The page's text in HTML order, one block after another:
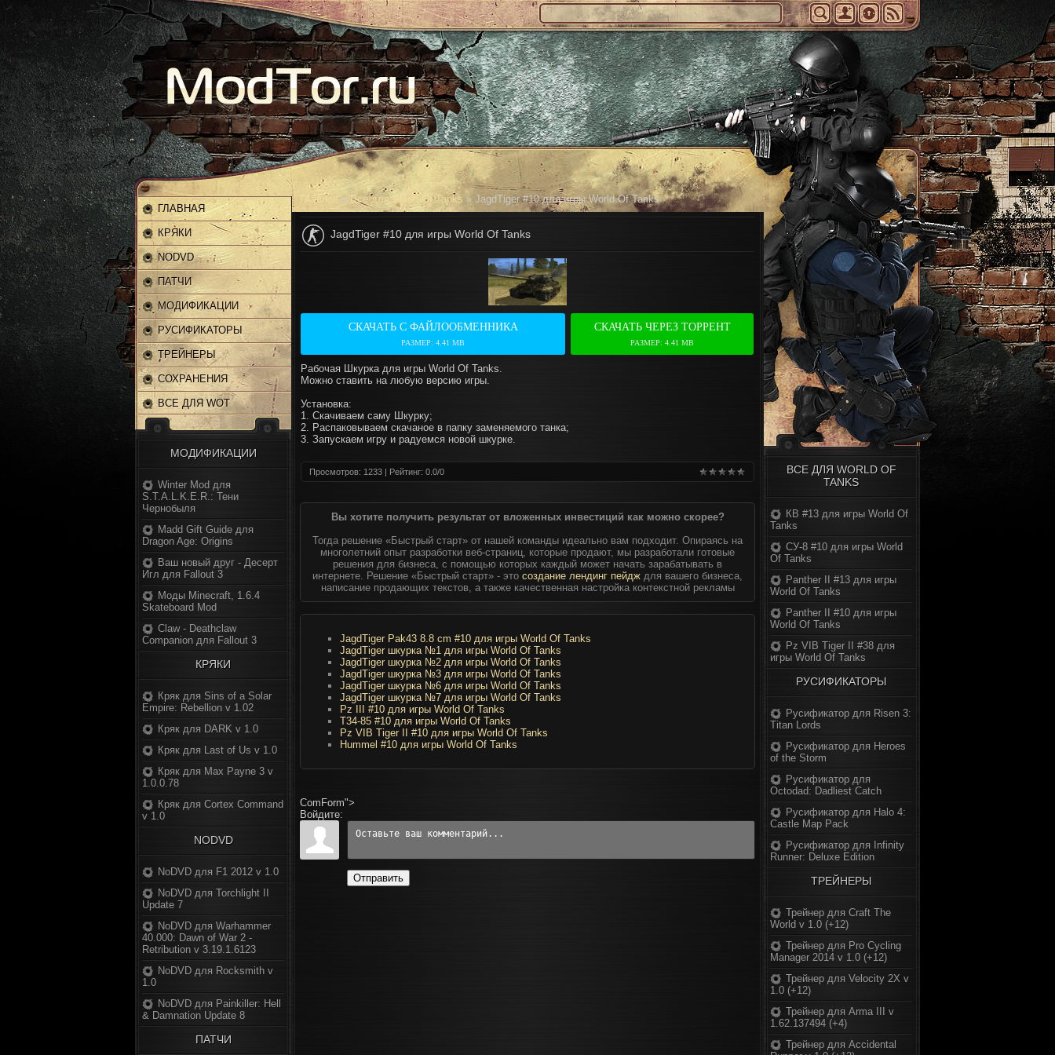
ГЛАВНАЯ
КРЯКИ
NODVD
ПАТЧИ
МОДИФИКАЦИИ
РУСИФИКАТОРЫ
ТРЕЙНЕРЫ
СОХРАНЕНИЯ
ВСЕ ДЛЯ WOT
МОДИФИКАЦИИ
Winter Mod для
S.T.A.L.K.E.R.: Тени
Чернобыля
Madd Gift Guide для
Dragon Age: Origins
Ваш новый друг - Десерт
Игл для Fallout 3
Моды Minecraft, 1.6.4
Skateboard Mod
Claw - Deathclaw
Companion для Fallout 3
КРЯКИ
Кряк для Sins of a Solar
Empire: Rebellion v 1.02
Кряк для DARK v 1.0
Кряк для Last of Us v 1.0
Кряк для Max Payne 3 v
1.0.0.78
Кряк для Cortex Command
v 1.0
NODVD
NoDVD для F1 2012 v 1.0
NoDVD для Torchlight II
Update 7
NoDVD для Warhammer
40.000: Dawn of War 2 -
Retribution v 3.19.1.6123
NoDVD для Rocksmith v
1.0
NoDVD для Painkiller: Hell
& Damnation Update 8
ПАТЧИ
Главная» Все для World Of Tanks » JagdTiger #10 для игры World Of Tanks
JagdTiger #10 для игры World Of Tanks
СКАЧАТЬ С ФАЙЛООБМЕННИКА
РАЗМЕР: 4.41 MB
СКАЧАТЬ ЧЕРЕЗ ТОРРЕНТ
РАЗМЕР: 4.41 MB
Рабочая Шкурка для игры World Of Tanks.
Можно ставить на любую версию игры.
Установка:
1. Скачиваем саму Шкурку;
2. Распаковываем скачаное в папку заменяемого танка;
3. Запускаем игру и радуемся новой шкурке.
Просмотров: 1233 | Рейтинг: 0.0/0
Вы хотите получить результат от вложенных инвестиций как можно скорее?
Тогда решение «Быстрый старт» от нашей команды идеально вам подходит. Опираясь на
многолетний опыт разработки веб-страниц, которые продают, мы разработали готовые
решения для бизнеса, с помощью которых каждый может начать зарабатывать в
интернете. Решение «Быстрый старт» - это создание лендинг пейдж для вашего бизнеса,
написание продающих текстов, а также качественная настройка контекстной рекламы
JagdTiger Pak43 8.8 cm #10 для игры World Of Tanks
JagdTiger шкурка №1 для игры World Of Tanks
JagdTiger шкурка №2 для игры World Of Tanks
JagdTiger шкурка №3 для игры World Of Tanks
JagdTiger шкурка №6 для игры World Of Tanks
JagdTiger шкурка №7 для игры World Of Tanks
Pz III #10 для игры World Of Tanks
Т34-85 #10 для игры World Of Tanks
Pz VIB Tiger II #10 для игры World Of Tanks
Hummel #10 для игры World Of Tanks
ComForm">
Войдите:
Отправить
ВСЕ ДЛЯ WORLD OF
TANKS
КВ #13 для игры World Of
Tanks
СУ-8 #10 для игры World
Of Tanks
Panther II #13 для игры
World Of Tanks
Panther II #10 для игры
World Of Tanks
Pz VIB Tiger II #38 для
игры World Of Tanks
РУСИФИКАТОРЫ
Русификатор для Risen 3:
Titan Lords
Русификатор для Heroes
of the Storm
Русификатор для
Octodad: Dadliest Catch
Русификатор для Halo 4:
Castle Map Pack
Русификатор для Infinity
Runner: Deluxe Edition
ТРЕЙНЕРЫ
Трейнер для Craft The
World v 1.0 (+12)
Трейнер для Pro Cycling
Manager 2014 v 1.0 (+12)
Трейнер для Velocity 2X v
1.0 (+12)
Трейнер для Arma III v
1.62.137494 (+4)
Трейнер для Accidental